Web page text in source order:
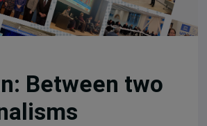
Between two